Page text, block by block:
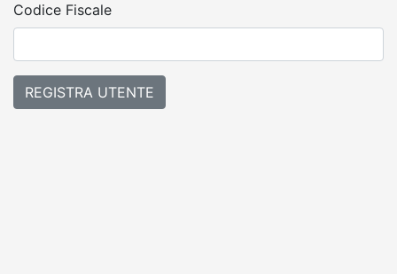
Codice Fiscale
REGISTRA UTENTE